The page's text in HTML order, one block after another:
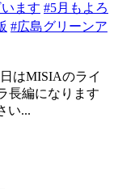
ます #5月もよろ
#広島グリーンア
はMISIAのライ
長編になります
い...